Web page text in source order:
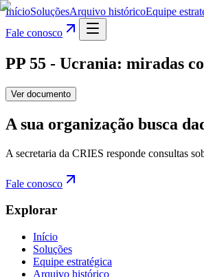
InícioSoluçõesArquivo históricoEquipe
Fale conosco
PP 55 - Ucrania: miradas
Ver documento
A sua organização busca
A secretaria da CRIES responde consultas
Fale conosco
Explorar
Início
Soluções
Equipe estratégica
Arquivo histórico